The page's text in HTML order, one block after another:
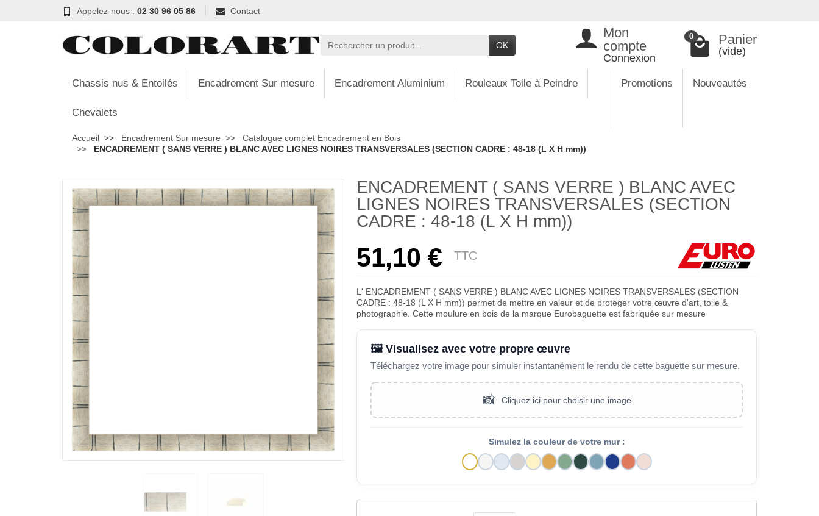
Appelez-nous : 02 30 96 05 86 Contact
OK
Mon
compte
Connexion
0 Panier
(vide)
Chassis nus & Entoilés Encadrement Sur mesure Encadrement Aluminium Rouleaux Toile à Peindre
Chevalets
Promotions Nouveautés
Accueil Encadrement Sur mesure
Catalogue complet Encadrement en Bois
ENCADREMENT ( SANS VERRE ) BLANC AVEC LIGNES NOIRES TRANSVERSALES (SECTION CADRE : 48-18 (L X H mm))
ENCADREMENT ( SANS VERRE ) BLANC AVEC
LIGNES NOIRES TRANSVERSALES (SECTION
CADRE : 48-18 (L X H mm))
51,10 € TTC
L' ENCADREMENT ( SANS VERRE ) BLANC AVEC LIGNES NOIRES TRANSVERSALES (SECTION
CADRE : 48-18 (L X H mm)) permet de mettre en valeur et de proteger votre œuvre d'art, toile &
photographie. Cette moulure en bois de la marque Eurobaguette est fabriquée sur mesure
🖼️ Visualisez avec votre propre œuvre
Téléchargez votre image pour simuler instantanément le rendu de cette baguette sur mesure.
📸 Cliquez ici pour choisir une image
Simulez la couleur de votre mur :